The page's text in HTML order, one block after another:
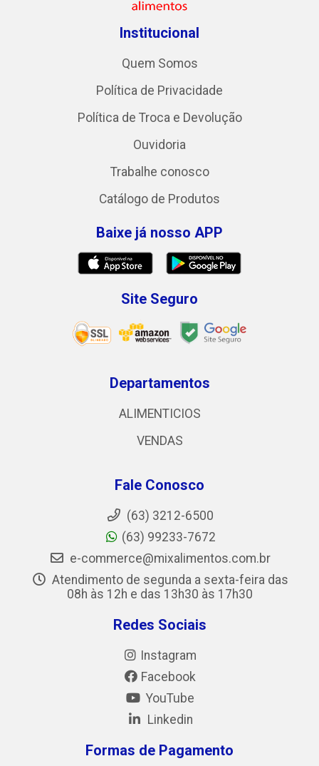
Institucional
Quem Somos
Política de Privacidade
Política de Troca e Devolução
Ouvidoria
Trabalhe conosco
Catálogo de Produtos
Baixe já nosso APP
Site Seguro
Departamentos
ALIMENTICIOS
VENDAS
Fale Conosco
(63) 3212-6500
(63) 99233-7672
e-commerce@mixalimentos.com.br
Atendimento de segunda a sexta-feira das
08h às 12h e das 13h30 às 17h30
Redes Sociais
Instagram
Facebook
YouTube
Linkedin
Formas de Pagamento